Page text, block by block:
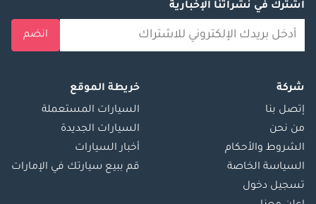
اشترك في نشراتنا الإخبارية
انضم
شركة
إتصل بنا
من نحن
الشروط والأحكام
السياسة الخاصة
تسجيل دخول
خريطة الموقع
السيارات المستعملة
السيارات الجديدة
أخبار السيارات
قم ببيع سيارتك في الإمارات